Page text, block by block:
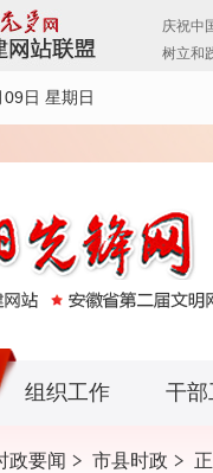
日 星期日
组织工作 干部
政要闻 市县时政